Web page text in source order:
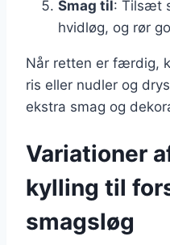
Smag til: Tilsæt
hvidløg, og rør
Når retten er færdig,
ris eller nudler og
ekstra smag og
Variationer
kylling til
smagsløg